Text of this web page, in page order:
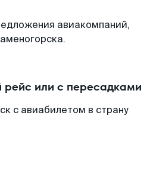
авиакомпаний,
рейс или с пересадками
с авиабилетом в страну